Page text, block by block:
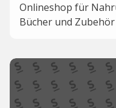
Onlineshop für
Bücher und